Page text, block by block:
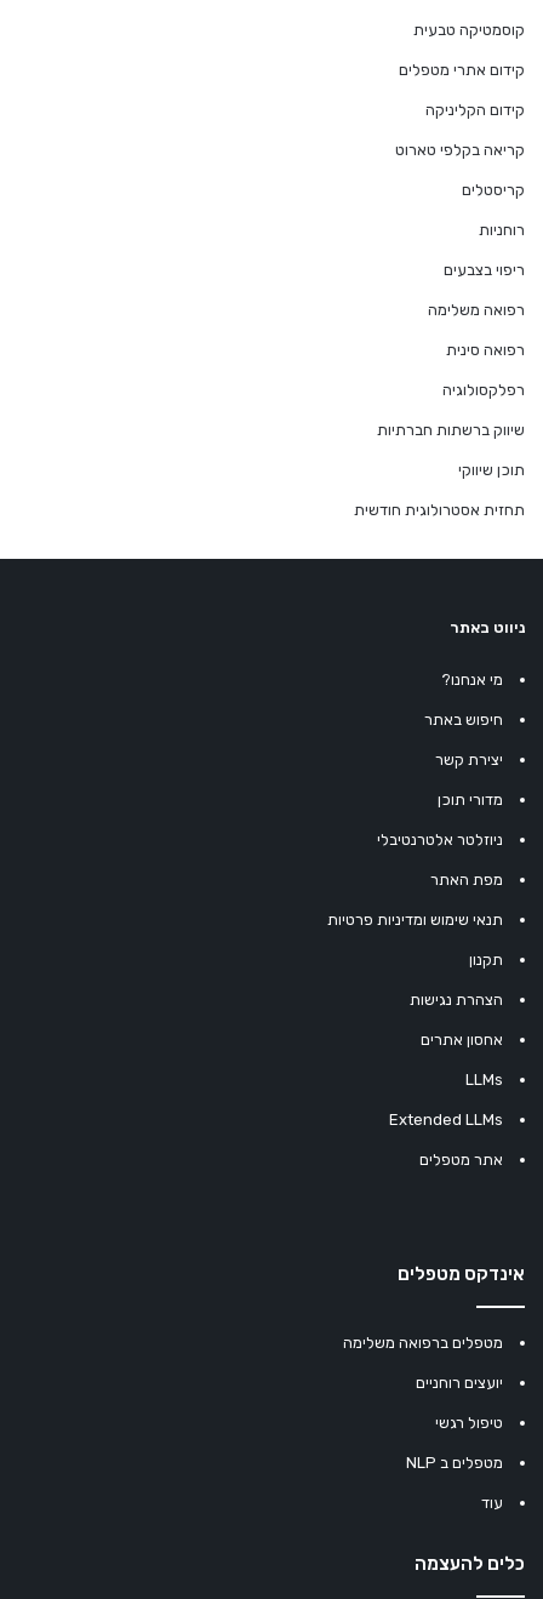
קוסמטיקה טבעית
קידום אתרי מטפלים
קידום הקליניקה
קריאה בקלפי טארוט
קריסטלים
רוחניות
ריפוי בצבעים
רפואה משלימה
רפואה סינית
רפלקסולוגיה
שיווק ברשתות חברתיות
תוכן שיווקי
תחזית אסטרולוגית חודשית
ניווט באתר
מי אנחנו?
חיפוש באתר
יצירת קשר
מדורי תוכן
ניוזלטר אלטרנטיבלי
מפת האתר
תנאי שימוש ומדיניות פרטיות
תקנון
הצהרת נגישות
אחסון אתרים
LLMs
Extended LLMs
אתר מטפלים
אינדקס מטפלים
מטפלים ברפואה משלימה
יועצים רוחניים
טיפול רגשי
מטפלים ב NLP
עוד
כלים להעצמה